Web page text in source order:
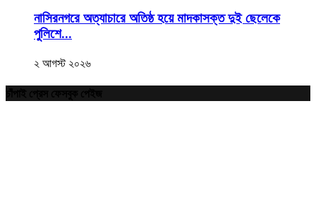
নাসিরনগরে অত্যাচারে অতিষ্ঠ হয়ে মাদকাসক্ত দুই ছেলেকে
পুলিশে...
২ আগস্ট ২০২৬